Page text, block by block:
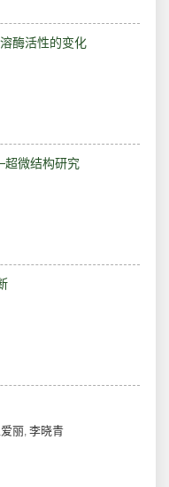
酶活性的变化
超微结构研究
丽, 李晓青